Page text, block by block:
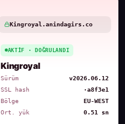
Kingroyal.anindagirs.co
AKTIF · DOĞRULANDI
Kingroyal
Sürüm
v2026.06.12
SSL hash
·a8f3e1
Bölge
EU-WEST
Ort. yük
0.51 sn